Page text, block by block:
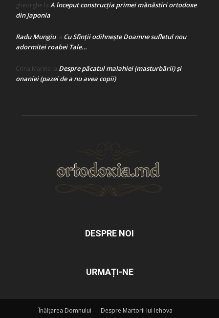
gheorghe la A început construcţia primei mănăstiri ortodoxe
din Japonia
Radu Mungiula Cu Sfinții odihnește Doamne sufletul nou
adormitei roabei Tale…
Crina Marina la Despre păcatul malahiei (masturbării) şi
onaniei (pazei de a nu avea copii)
DESPRE NOI
URMAȚI-NE
Înălțarea Domnului
Despre Martorii lui Iehova